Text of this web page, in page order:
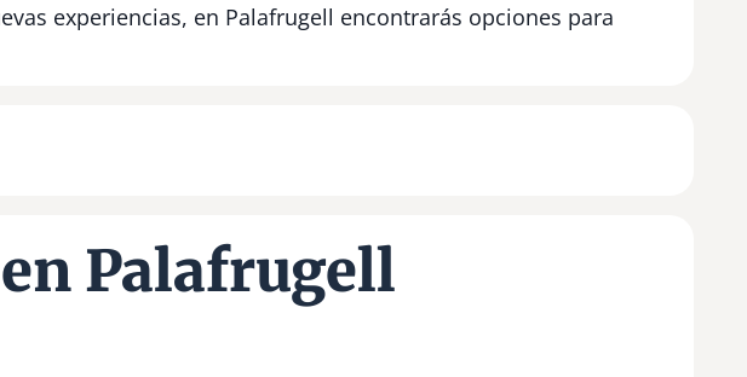
experiencias, en Palafrugell encontrarás opciones para
Palafrugell